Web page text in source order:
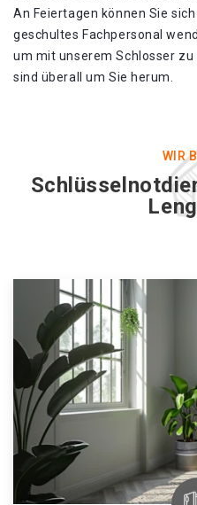
An Feiertagen können Sie
geschultes Fachpersonal
um mit unserem Schlosser zu
sind überall um Sie herum.
WIR